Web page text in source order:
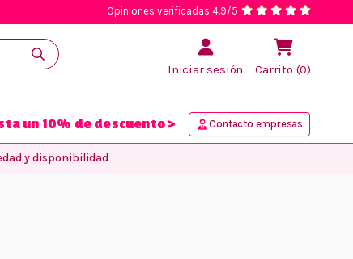
Opiniones verificadas 4.9/5
Iniciar sesión Carrito (0)
un 10% de descuento > Contacto empresas
y disponibilidad